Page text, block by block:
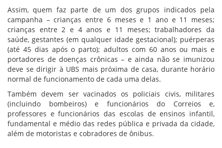
Assim, quem faz parte de um dos grupos indicados pela
campanha – crianças entre 6 meses e 1 ano e 11 meses;
crianças entre 2 e 4 anos e 11 meses; trabalhadores da
saúde, gestantes (em qualquer idade gestacional); puérperas
(até 45 dias após o parto); adultos com 60 anos ou mais e
portadores de doenças crônicas – e ainda não se imunizou
deve se dirigir à UBS mais próxima de casa, durante horário
normal de funcionamento de cada uma delas.
Também devem ser vacinados os policiais civis, militares
(incluindo bombeiros) e funcionários do Correios e,
professores e funcionários das escolas de ensinos infantil,
fundamental e médio das redes pública e privada da cidade,
além de motoristas e cobradores de ônibus.